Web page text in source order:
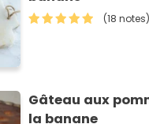
(18 notes)
Gâteau aux
la banane